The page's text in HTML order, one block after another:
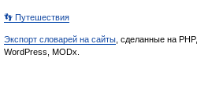
👣 Путешествия
Экспорт словарей на сайты , сделанные на PHP,
WordPress, MODx.